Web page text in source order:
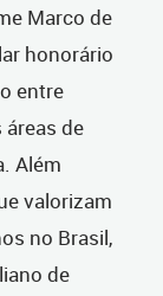
Marco de
honorário
entre
de
Além
valorizam
no Brasil,
de